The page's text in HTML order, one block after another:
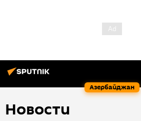
Азербайджан
Новости